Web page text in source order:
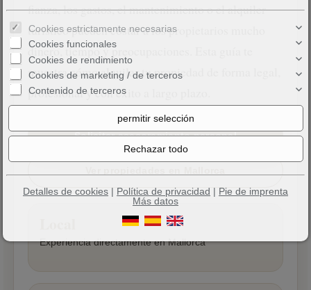
fianza, los gastos, el mantenimiento o el alquiler
turístico pueden costar a los propietarios mucho
dinero, tiempo y preocupaciones. Esta guía te
muestra cómo alquilar tu propiedad de forma legal,
profesional y con éxito a largo plazo.
Solicitar asesoramiento personal
Experiencia directamente en Mallorca
Cookies estrictamente necesarias
Cookies funcionales
Cookies de rendimiento
Cookies de marketing / de terceros
Contenido de terceros
Detalles de cookies | Política de privacidad | Pie de imprenta
Más datos